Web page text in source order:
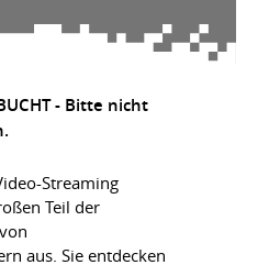
- Bitte nicht
Streaming
Teil der
aus. Sie entdecken